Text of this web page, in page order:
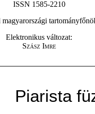
ISSN 1585-2210
Elektronikus változat:
Szász Imre
Piarista